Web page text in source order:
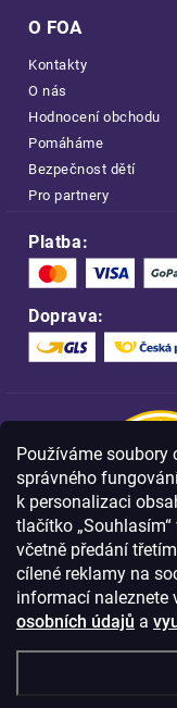
Používáme soubory
správného
k personalizaci
tlačítko
včetně předání
cílené reklamy na
informací naleznete
osobních údajů a
O FOA
Kontakty
O nás
Hodnocení obchodu
Pomáháme
Bezpečnost dětí
Pro partnery
Platba:
Doprava:
©